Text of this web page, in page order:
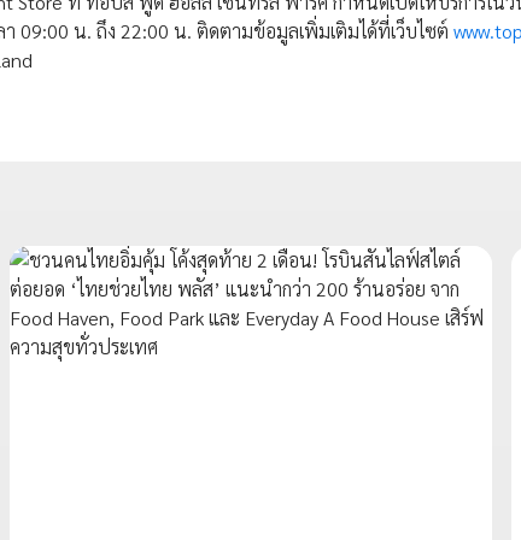
09:00 น. ถึง 22:00 น. ติดตามข้อมูลเพิ่มเติมได้ที่เว็บไซต์